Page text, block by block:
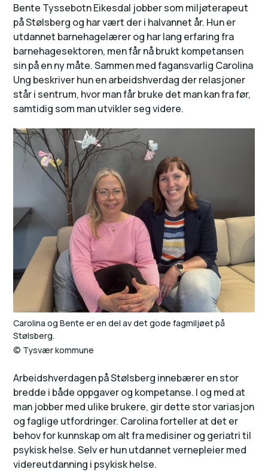
Bente Tyssebotn Eikesdal jobber som miljøterapeut
på Stølsberg og har vært der i halvannet år. Hun er
utdannet barnehagelærer og har lang erfaring fra
barnehagesektoren, men får nå brukt kompetansen
sin på en ny måte. Sammen med fagansvarlig Carolina
Ung beskriver hun en arbeidshverdag der relasjoner
står i sentrum, hvor man får bruke det man kan fra før,
samtidig som man utvikler seg videre.
Carolina og Bente er en del av det gode fagmiljøet på
Stølsberg.
Tysvær kommune
Arbeidshverdagen på Stølsberg innebærer en stor
bredde i både oppgaver og kompetanse. I og med at
man jobber med ulike brukere, gir dette stor variasjon
og faglige utfordringer. Carolina forteller at det er
behov for kunnskap om alt fra medisiner og geriatri til
psykisk helse. Selv er hun utdannet vernepleier med
videreutdanning i psykisk helse.